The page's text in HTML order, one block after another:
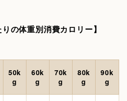
の体重別消費カロリー】
50k
g
60k
g
70k
g
80k
g
90k
g